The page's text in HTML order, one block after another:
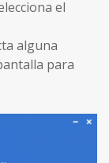
el
alguna
para